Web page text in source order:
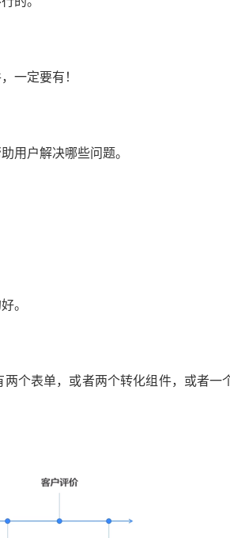
一定要有！
用户解决哪些问题。
。
个表单，或者两个转化组件，或者一